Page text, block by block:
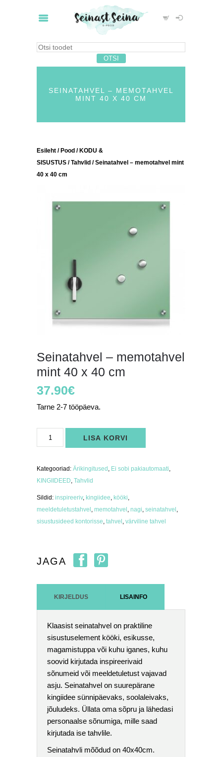
SEINATAHVEL – MEMOTAHVEL
MINT 40 X 40 CM
Esileht / Pood / KODU &
SISUSTUS /Tahvlid / Seinatahvel – memotahvel mint
40 x 40 cm
Seinatahvel – memotahvel
mint 40 x 40 cm
37.90€
Tarne 2-7 tööpäeva.
memotahvel
x
40
cm
LISA KORVI
Kategooriad: Ärikingitused , Ei sobi pakiautomaati,
KINGIIDEED, Tahvlid
Sildid: inspireeriv, kingiidee, kööki,
meeldetuletustahvel , memotahvel , nagi, seinatahvel ,
sisustusideed kontorisse, tahvel , värviline tahvel
JAGA
KIRJELDUS LISAINFO
Klaasist seinatahvel on praktiline
sisustuselement kööki, esikusse,
magamistuppa või kuhu iganes, kuhu
soovid kirjutada inspireerivaid
sõnumeid või meeldetuletust vajavad
asju. Seinatahvel on suurepärane
kingiidee sünnipäevaks, soolaleivaks,
jõuludeks. Üllata oma sõpru ja lähedasi
personaalse sõnumiga, mille saad
kirjutada ise tahvlile.
Seinatahvli mõõdud on 40x40cm.